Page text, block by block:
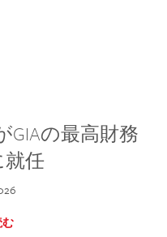
GIAの最高財務
任